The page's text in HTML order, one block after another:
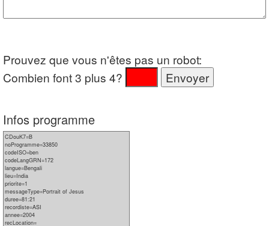
Prouvez que vous n'êtes pas un robot:
Combien font 3 plus 4?
Infos programme